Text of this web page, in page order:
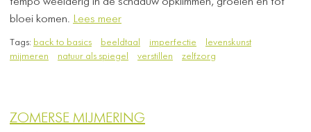
bloei komen. Lees meer
Tags: back to basics beeldtaal imperfectie
levenskunst
mijmeren
natuur als spiegel verstillen zelfzorg
ZOMERSE MIJMERING